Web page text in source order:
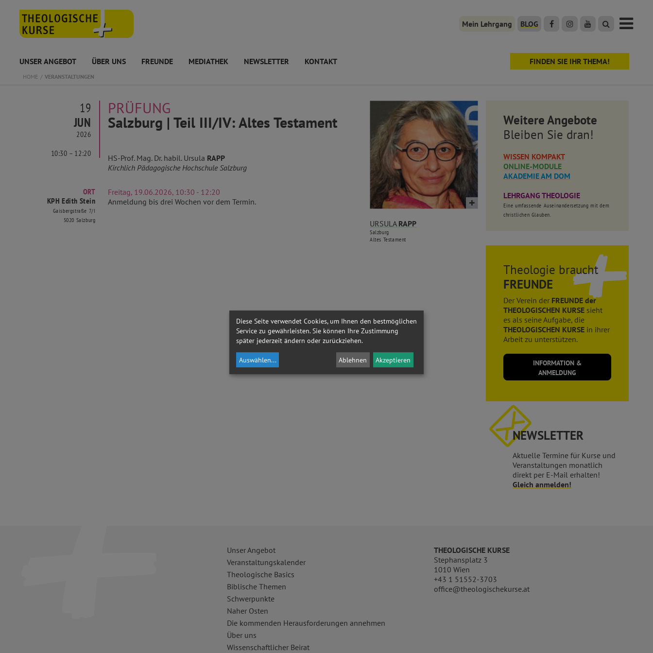
Mein Lehrgang BLOG
UNSER ANGEBOT ÜBER UNS FREUNDE MEDIATHEK NEWSLETTER KONTAKT FINDEN SIE IHR THEMA!
HOME VERANSTALTUNGEN
URSULA RAPP
Salzburg
Altes Testament
19
JUN
2026
10:30 – 12:20
PRÜFUNG
Salzburg | Teil III/IV: Altes Testament
HS-Prof. Mag. Dr. habil. Ursula RAPP
Kirchlich Pädagogische Hochschule Salzburg
ORT
KPH Edith Stein
Gaisbergstraße 7/I
5020 Salzburg
Freitag, 19.06.2026, 10:30 - 12:20
Anmeldung bis drei Wochen vor dem Termin.
Weitere Angebote
Bleiben Sie dran!
WISSEN KOMPAKT
ONLINE-MODULE
AKADEMIE AM DOM
LEHRGANG THEOLOGIE
Eine umfassende Auseinandersetzung mit dem
christlichen Glauben.
Theologie braucht
FREUNDE
Der Verein der FREUNDE der
THEOLOGISCHEN KURSE sieht
es als seine Aufgabe, die
THEOLOGISCHEN KURSE in ihrer
Arbeit zu unterstützen.
INFORMATION &
ANMELDUNG
NEWSLETTER
Aktuelle Termine für Kurse und
Veranstaltungen monatlich
direkt per E-Mail erhalten!
Gleich anmelden!
Unser Angebot
Veranstaltungskalender
Theologische Basics
Biblische Themen
Schwerpunkte
Naher Osten
Die kommenden Herausforderungen annehmen
Über uns
Wissenschaftlicher Beirat
THEOLOGISCHE KURSE
Stephansplatz 3
1010 Wien
+43 1 51552-3703
office@theologischekurse.at
Diese Seite verwendet Cookies, um Ihnen den bestmöglichen
Service zu gewährleisten. Sie können Ihre Zustimmung
später jederzeit ändern oder zurückziehen.
Auswählen... Ablehnen Akzeptieren